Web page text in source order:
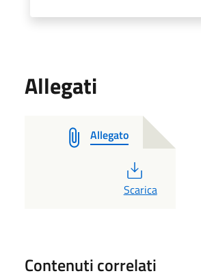
Allegati
Allegato
PDF
Scarica
Contenuti correlati